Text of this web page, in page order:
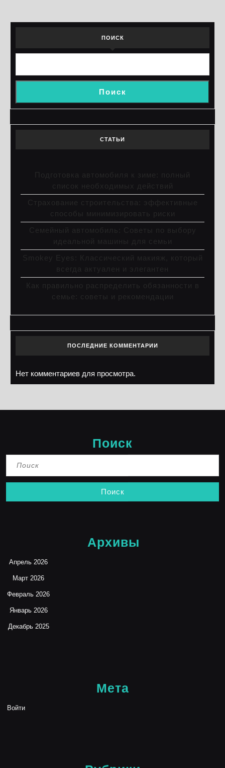
ПОИСК
Поиск
СТАТЬИ
Подготовка автомобиля к зиме: полный
список необходимых действий
Страхование строительства: эффективные
способы минимизировать риски
Семейный автомобиль: Советы по выбору
идеальной машины для семьи
Smokey Eyes: Классический макияж, который
всегда актуален и элегантен
Как правильно распределить обязанности в
семье: советы и рекомендации
ПОСЛЕДНИЕ КОММЕНТАРИИ
Нет комментариев для просмотра.
Поиск
Архивы
Апрель 2026
Март 2026
Февраль 2026
Январь 2026
Декабрь 2025
Мета
Войти